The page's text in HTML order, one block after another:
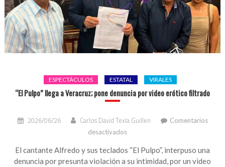
ESPECTÁCULOS ESTATAL VIRALES
“El Pulpo” llega a Veracruz; pone denuncia por video erótico filtrado
2026/06/26 Carlos David Texla Guillen
Comentarios
desactivados
Pulpo”
llega
El cantante Alfredo y sus teclados “El Pulpo”, interpuso una
denuncia por presunta violación a su intimidad, por un video